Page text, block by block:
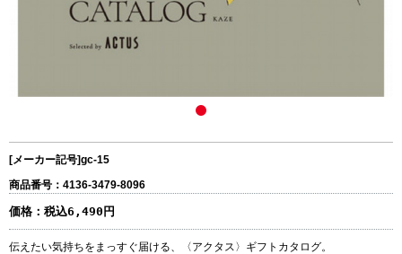
[メーカー記号]gc-15
商品番号：4136-3479-8096
価格： 税込6,490円
伝えたい気持ちをまっすぐ届ける、〈アクタス〉ギフトカタログ。